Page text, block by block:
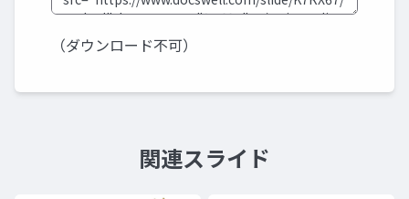
（ダウンロード不可）
関連スライド